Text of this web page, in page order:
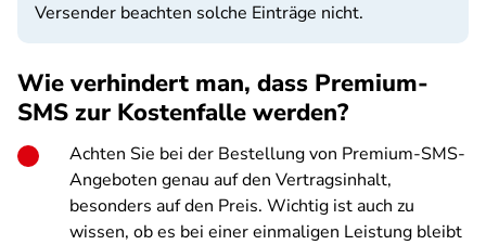
Versender beachten solche Einträge nicht.
Wie verhindert man, dass Premium-
SMS zur Kostenfalle werden?
Achten Sie bei der Bestellung von Premium-SMS-
Angeboten genau auf den Vertragsinhalt,
besonders auf den Preis. Wichtig ist auch zu
wissen, ob es bei einer einmaligen Leistung bleibt